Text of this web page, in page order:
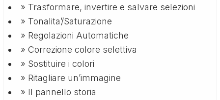
» Trasformare, invertire e salvare selezioni
» Tonalita’/Saturazione
» Regolazioni Automatiche
» Correzione colore selettiva
» Sostituire i colori
» Ritagliare un’immagine
» Il pannello storia